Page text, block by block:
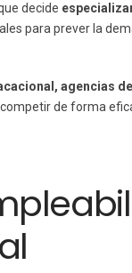
decide
para prever la
agencias
de forma